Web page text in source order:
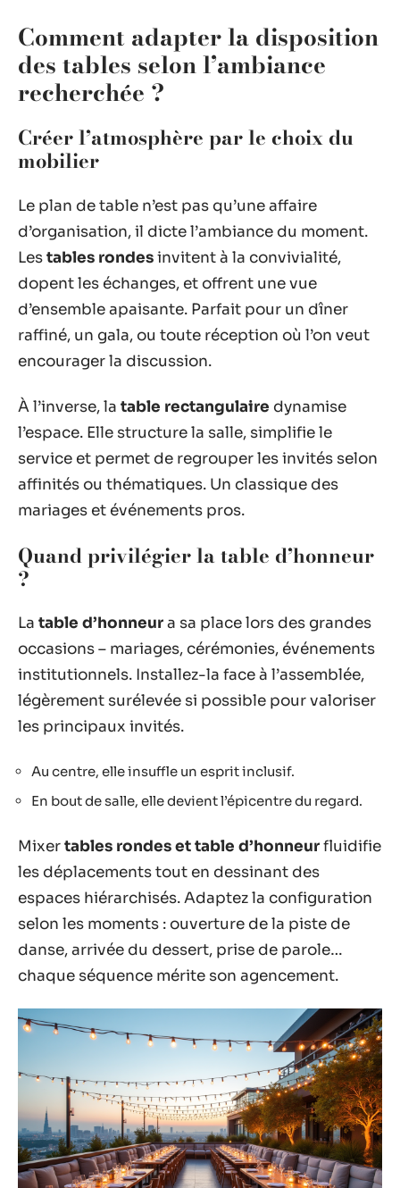
Comment adapter la disposition
des tables selon l’ambiance
recherchée ?
Créer l’atmosphère par le choix du
mobilier
Le plan de table n’est pas qu’une affaire
d’organisation, il dicte l’ambiance du moment.
Lestables rondesinvitent à la convivialité,
dopent les échanges, et offrent une vue
d’ensemble apaisante. Parfait pour un dîner
raffiné, un gala, ou toute réception où l’on veut
encourager la discussion.
À l’inverse, la table rectangulaire dynamise
l’espace. Elle structure la salle, simplifie le
service et permet de regrouper les invités selon
affinités ou thématiques. Un classique des
mariages et événements pros.
Quand privilégier la table d’honneur
?
La table d’honneura sa place lors des grandes
occasions – mariages, cérémonies, événements
institutionnels. Installez-la face à l’assemblée,
légèrement surélevée si possible pour valoriser
les principaux invités.
Au centre, elle insuffle un esprit inclusif.
En bout de salle, elle devient l’épicentre du regard.
Mixertables rondes et table d’honneurfluidifie
les déplacements tout en dessinant des
espaces hiérarchisés. Adaptez la configuration
selon les moments : ouverture de la piste de
danse, arrivée du dessert, prise de parole…
chaque séquence mérite son agencement.